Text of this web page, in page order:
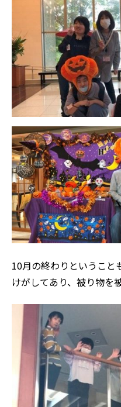
10月の終わりということ
けがしてあり、被り物を